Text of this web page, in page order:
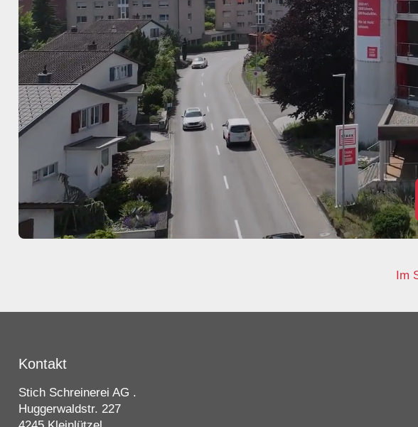
Im
Kontakt
Stich Schreinerei AG .
Huggerwaldstr. 227